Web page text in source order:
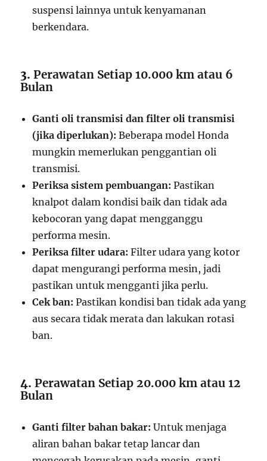
suspensi lainnya untuk kenyamanan
berkendara.
3.Perawatan Setiap 10.000 km atau 6
Bulan
Ganti oli transmisi dan filter oli transmisi
(jika diperlukan): Beberapa model Honda
mungkin memerlukan penggantian oli
transmisi.
Periksa sistem pembuangan: Pastikan
knalpot dalam kondisi baik dan tidak ada
kebocoran yang dapat mengganggu
performa mesin.
Periksa filter udara: Filter udara yang kotor
dapat mengurangi performa mesin, jadi
pastikan untuk mengganti jika perlu.
Cek ban: Pastikan kondisi ban tidak ada yang
aus secara tidak merata dan lakukan rotasi
ban.
4.Perawatan Setiap 20.000 km atau 12
Bulan
Ganti filter bahan bakar: Untuk menjaga
aliran bahan bakar tetap lancar dan